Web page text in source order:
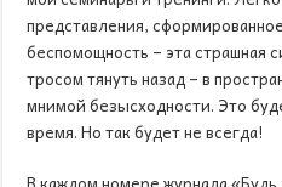
представления,
беспомощность – эта страшная
тросом тянуть назад – в
мнимой безысходности. Это
время. Но так будет не всегда!